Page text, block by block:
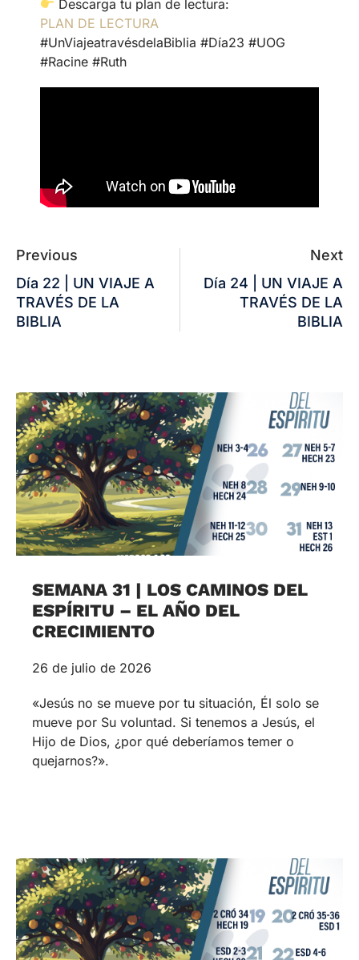
Descarga tu plan de lectura:
PLAN DE LECTURA
#UnViajeatravésdelaBiblia #Día23 #UOG
#Racine #Ruth
Previous
Día 22 | UN VIAJE A
TRAVÉS DE LA
BIBLIA
Next
Día 24 | UN VIAJE A
TRAVÉS DE LA
BIBLIA
SEMANA 31 | LOS CAMINOS DEL
ESPÍRITU – EL AÑO DEL
CRECIMIENTO
26 de julio de 2026
«Jesús no se mueve por tu situación, Él solo se
mueve por Su voluntad. Si tenemos a Jesús, el
Hijo de Dios, ¿por qué deberíamos temer o
quejarnos?».